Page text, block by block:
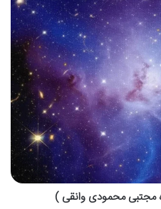
مجتبی محمودی وانقی )